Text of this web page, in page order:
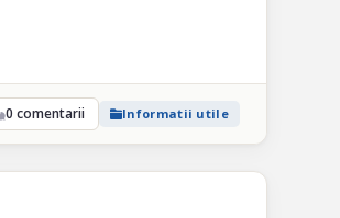
0 comentarii Informatii utile